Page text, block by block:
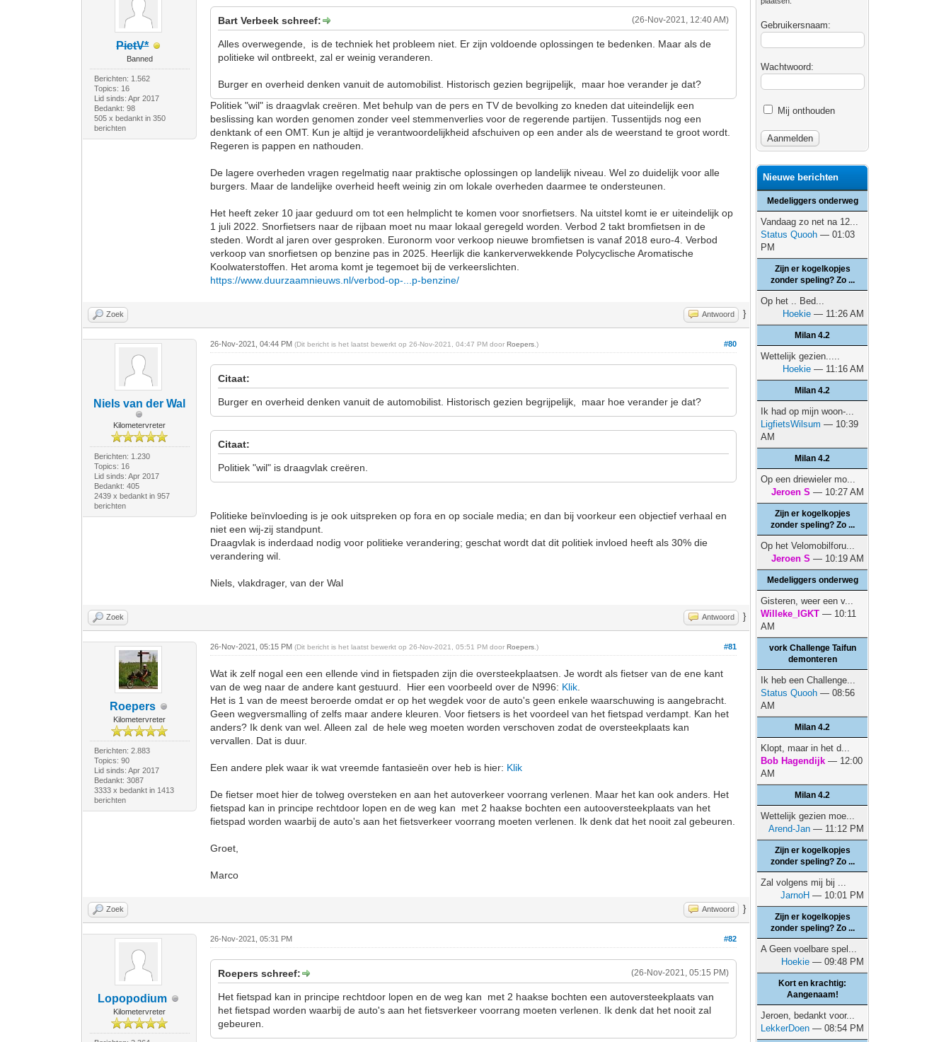
PietV*
Banned
Berichten: 1.562
Topics: 16
Lid sinds: Apr 2017
Bedankt: 98
505 x bedankt in 350
berichten
(26-Nov-2021, 12:40 AM)
Bart Verbeek schreef:
Alles overwegende, is de techniek het probleem niet. Er zijn voldoende oplossingen te bedenken. Maar als de
politieke wil ontbreekt, zal er weinig veranderen.
Burger en overheid denken vanuit de automobilist. Historisch gezien begrijpelijk, maar hoe verander je dat?
Politiek "wil" is draagvlak creëren. Met behulp van de pers en TV de bevolking zo kneden dat uiteindelijk een
beslissing kan worden genomen zonder veel stemmenverlies voor de regerende partijen. Tussentijds nog een
denktank of een OMT. Kun je altijd je verantwoordelijkheid afschuiven op een ander als de weerstand te groot wordt.
Regeren is pappen en nathouden.
De lagere overheden vragen regelmatig naar praktische oplossingen op landelijk niveau. Wel zo duidelijk voor alle
burgers. Maar de landelijke overheid heeft weinig zin om lokale overheden daarmee te ondersteunen.
Het heeft zeker 10 jaar geduurd om tot een helmplicht te komen voor snorfietsers. Na uitstel komt ie er uiteindelijk op
1 juli 2022. Snorfietsers naar de rijbaan moet nu maar lokaal geregeld worden. Verbod 2 takt bromfietsen in de
steden. Wordt al jaren over gesproken. Euronorm voor verkoop nieuwe bromfietsen is vanaf 2018 euro-4. Verbod
verkoop van snorfietsen op benzine pas in 2025. Heerlijk die kankerverwekkende Polycyclische Aromatische
Koolwaterstoffen. Het aroma komt je tegemoet bij de verkeerslichten.
https://www.duurzaamnieuws.nl/verbod-op-...p-benzine/
Zoek Antwoord }
Niels van der Wal
Kilometervreter
Berichten: 1.230
Topics: 16
Lid sinds: Apr 2017
Bedankt: 405
2439 x bedankt in 957
berichten
#80
26-Nov-2021, 04:44 PM(Dit bericht is het laatst bewerkt op 26-Nov-2021, 04:47 PM doorRoepers .)
Citaat:
Burger en overheid denken vanuit de automobilist. Historisch gezien begrijpelijk, maar hoe verander je dat?
Citaat:
Politiek "wil" is draagvlak creëren.
Politieke beïnvloeding is je ook uitspreken op fora en op sociale media; en dan bij voorkeur een objectief verhaal en
niet een wij-zij standpunt.
Draagvlak is inderdaad nodig voor politieke verandering; geschat wordt dat dit politiek invloed heeft als 30% die
verandering wil.
Niels, vlakdrager, van der Wal
Zoek Antwoord }
Roepers
Kilometervreter
Berichten: 2.883
Topics: 90
Lid sinds: Apr 2017
Bedankt: 3087
3333 x bedankt in 1413
berichten
#81
26-Nov-2021, 05:15 PM(Dit bericht is het laatst bewerkt op 26-Nov-2021, 05:51 PM doorRoepers .)
Wat ik zelf nogal een een ellende vind in fietspaden zijn die oversteekplaatsen. Je wordt als fietser van de ene kant
van de weg naar de andere kant gestuurd. Hier een voorbeeld over de N996: Klik
Het is 1 van de meest beroerde omdat er op het wegdek voor de auto's geen enkele waarschuwing is aangebracht.
Geen wegversmalling of zelfs maar andere kleuren. Voor fietsers is het voordeel van het fietspad verdampt. Kan het
anders? Ik denk van wel. Alleen zal de hele weg moeten worden verschoven zodat de oversteekplaats kan
vervallen. Dat is duur.
Een andere plek waar ik wat vreemde fantasieën over heb is hier: Klik
De fietser moet hier de tolweg oversteken en aan het autoverkeer voorrang verlenen. Maar het kan ook anders. Het
fietspad kan in principe rechtdoor lopen en de weg kan met 2 haakse bochten een autooversteekplaats van het
fietspad worden waarbij de auto's aan het fietsverkeer voorrang moeten verlenen. Ik denk dat het nooit zal gebeuren.
Groet,
Marco
Zoek Antwoord }
Lopopodium
Kilometervreter
#82
26-Nov-2021, 05:31 PM
(26-Nov-2021, 05:15 PM)
Roepers schreef:
Het fietspad kan in principe rechtdoor lopen en de weg kan met 2 haakse bochten een autoversteekplaats van
het fietspad worden waarbij de auto's aan het fietsverkeer voorrang moeten verlenen. Ik denk dat het nooit zal
gebeuren.
Gebruikersnaam:
Wachtwoord:
Mij onthouden
Nieuwe berichten
Medeliggers onderweg
Vandaag zo net na 12...
Status Quooh — 01:03
PM
Zijn er kogelkopjes
zonder speling? Zo ...
Op het .. Bed...
Hoekie — 11:26 AM
Milan 4.2
Wettelijk gezien.....
Hoekie — 11:16 AM
Milan 4.2
Ik had op mijn woon-...
LigfietsWilsum — 10:39
AM
Milan 4.2
Op een driewieler mo...
Jeroen S — 10:27 AM
Zijn er kogelkopjes
zonder speling? Zo ...
Op het Velomobilforu...
Jeroen S — 10:19 AM
Medeliggers onderweg
Gisteren, weer een v...
Willeke_IGKT — 10:11
AM
vork Challenge Taifun
demonteren
Ik heb een Challenge...
Status Quooh — 08:56
AM
Milan 4.2
Klopt, maar in het d...
Bob Hagendijk — 12:00
AM
Milan 4.2
Wettelijk gezien moe...
Arend-Jan — 11:12 PM
Zijn er kogelkopjes
zonder speling? Zo ...
Zal volgens mij bij ...
JarnoH — 10:01 PM
Zijn er kogelkopjes
zonder speling? Zo ...
A Geen voelbare spel...
Hoekie — 09:48 PM
Kort en krachtig:
Aangenaam!
Jeroen, bedankt voor...
LekkerDoen — 08:54 PM